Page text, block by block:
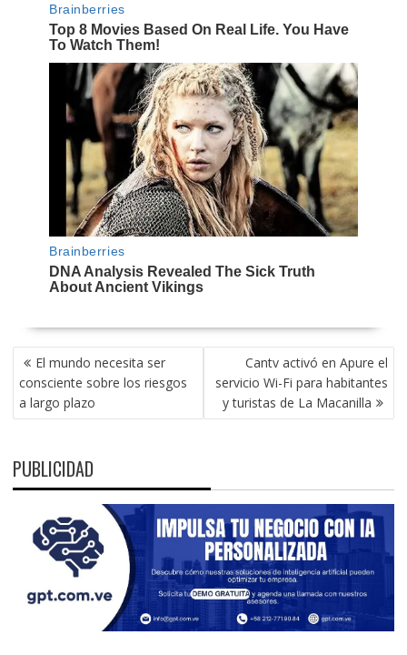
NAVEGACIÓN
DE
ENTRADAS
El mundo necesita ser
consciente sobre los riesgos
a largo plazo
Cantv activó en Apure el
servicio Wi-Fi para habitantes
y turistas de La Macanilla
PUBLICIDAD